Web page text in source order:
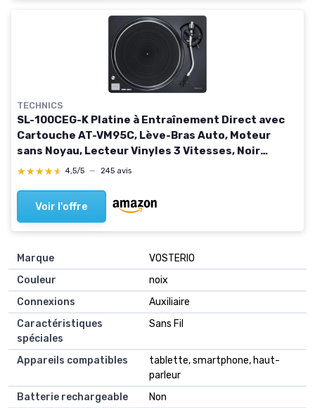
TECHNICS
SL-100CEG-K Platine à Entraînement Direct avec
Cartouche AT-VM95C, Lève-Bras Auto, Moteur
sans Noyau, Lecteur Vinyles 3 Vitesses, Noir
Élégant, classique, professionnel Noir
★★★★★
★★★★★ 4,5/5 — 245 avis
Voir l'offre
Marque
‎VOSTERIO
Couleur
‎noix
Connexions
‎Auxiliaire
Caractéristiques
spéciales
‎Sans Fil
Appareils compatibles
‎tablette, smartphone, haut-
parleur
Batterie rechargeable
‎Non